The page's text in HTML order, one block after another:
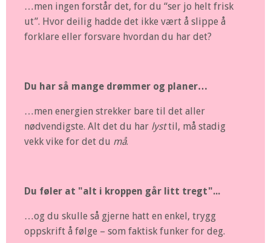
…men ingen forstår det, for du “ser jo helt frisk
ut”. Hvor deilig hadde det ikke vært å slippe å
forklare eller forsvare hvordan du har det?
Du har så mange drømmer og planer…
…men energien strekker bare til det aller
nødvendigste. Alt det du har lysttil, må stadig
vekk vike for det du må.
Du føler at "alt i kroppen går litt tregt"...
…og du skulle så gjerne hatt en enkel, trygg
oppskrift å følge – som faktisk funker for deg.